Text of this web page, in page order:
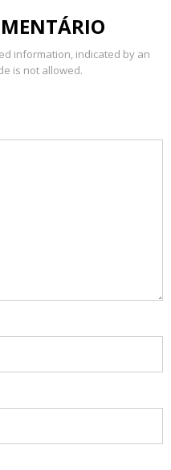
information, indicated by an
is not allowed.